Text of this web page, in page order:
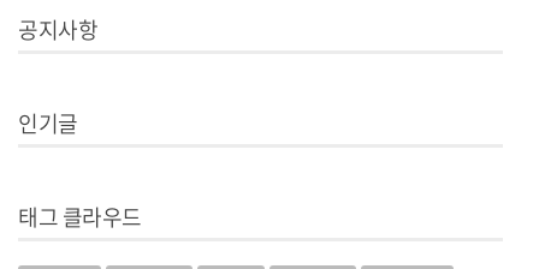
공지사항
인기글
태그 클라우드